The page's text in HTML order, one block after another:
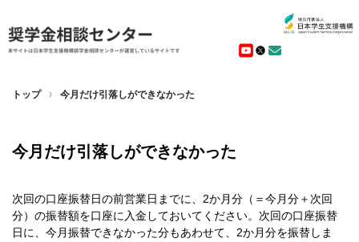
トップ 今月だけ引落しができなかった
今月だけ引落しができなかった
次回の口座振替日の前営業日までに、2か月分（＝今月分＋次回
分）の振替額を口座に入金しておいてください。次回の口座振替
日に、今月振替できなかった分もあわせて、2か月分を振替しま